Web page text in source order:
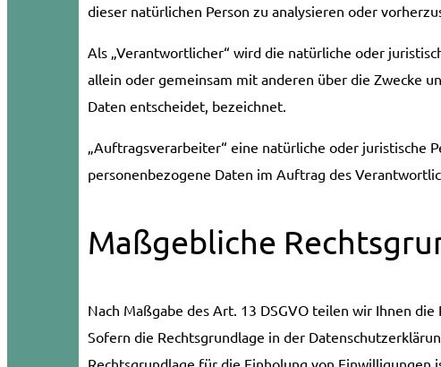
dieser natürlichen Person zu analysieren oder
Als „Verantwortlicher“ wird die natürliche oder
allein oder gemeinsam mit anderen über die Zwecke
Daten entscheidet, bezeichnet.
„Auftragsverarbeiter“ eine natürliche oder juristische
personenbezogene Daten im Auftrag des
Maßgebliche
Nach Maßgabe des Art. 13 DSGVO teilen wir Ihnen
Sofern die Rechtsgrundlage in der
Rechtsgrundlage für die Einholung von Einwilligungen